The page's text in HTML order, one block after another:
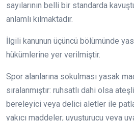
sayılarının belli bir standarda
anlamlı kılmaktadır.
İlgili kanunun üçüncü bölümünde
hükümlerine yer verilmiştir.
Spor alanlarına sokulması yasak
sıralanmıştır: ruhsatlı dahi olsa
bereleyici veya delici aletler ile
yakıcı maddeler; uyuşturucu veya